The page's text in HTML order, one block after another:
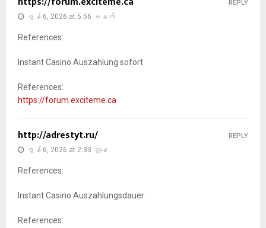
ဇွန် 6, 2026 at 5:56 မနက်
References:
Instant Casino Auszahlung sofort
References:
https://forum.exciteme.ca
REPLY
http://adrestyt.ru/
ဇွန် 6, 2026 at 2:33 ညနေ
References:
Instant Casino Auszahlungsdauer
References:
REPLY